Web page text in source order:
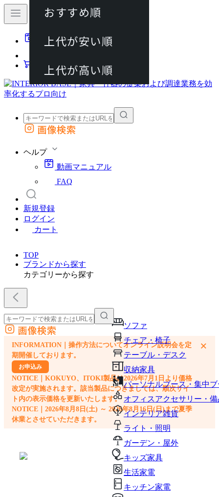
動画マニュアル
カート
外部サイトの商品をカートに追加
画像検索
ヘルプ
動画マニュアル
FAQ
新規登録
ログイン
カート
TOP
ブランドから探す
カテゴリーから探す
ソファ
チェア・椅子
テーブル・デスク
収納家具
パーソナルブース・集中
オフィスアクセサリー・備
インテリア雑貨
ライト・照明
ガーデン・屋外
キッズ家具
生活家電
キッチン家電
外部サイトの商品をカートに追加
他のサイトで見つけた商品ページのURLを貼り付けて、カートに追加できます
画像検索
INFORMATION｜操作方法についてオンライン説明会を定
期開催しております。
お申込み
NOTICE｜KOKUYO、ITOKI製品は2026年7月1日より価格
改定が実施されます。該当製品につきましては、順次サイ
ト内の表示価格を更新いたします。
NOTICE｜2026年8月8日(土) ～ 2026年8月16日(日)まで夏季
休業とさせていただきます。
×
おすすめ順
上代が安い順
上代が高い順